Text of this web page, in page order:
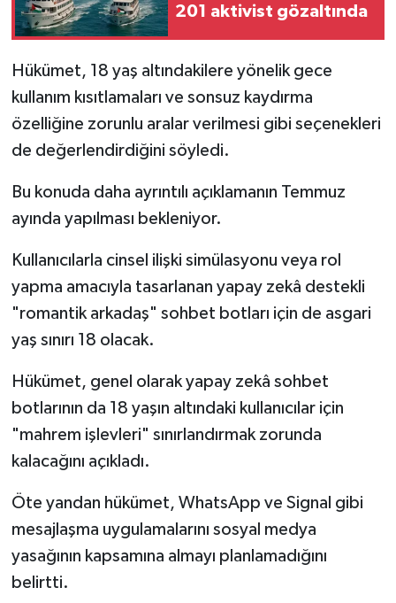
201 aktivist gözaltında
Hükümet, 18 yaş altındakilere yönelik gece
kullanım kısıtlamaları ve sonsuz kaydırma
özelliğine zorunlu aralar verilmesi gibi seçenekleri
de değerlendirdiğini söyledi.
Bu konuda daha ayrıntılı açıklamanın Temmuz
ayında yapılması bekleniyor.
Kullanıcılarla cinsel ilişki simülasyonu veya rol
yapma amacıyla tasarlanan yapay zekâ destekli
"romantik arkadaş" sohbet botları için de asgari
yaş sınırı 18 olacak.
Hükümet, genel olarak yapay zekâ sohbet
botlarının da 18 yaşın altındaki kullanıcılar için
"mahrem işlevleri" sınırlandırmak zorunda
kalacağını açıkladı.
Öte yandan hükümet, WhatsApp ve Signal gibi
mesajlaşma uygulamalarını sosyal medya
yasağının kapsamına almayı planlamadığını
belirtti.